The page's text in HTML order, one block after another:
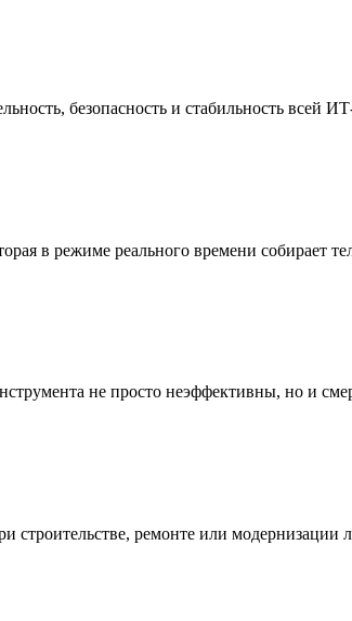
безопасность и стабильность всей
в режиме реального времени собирает
не просто неэффективны, но и
ремонте или модернизации